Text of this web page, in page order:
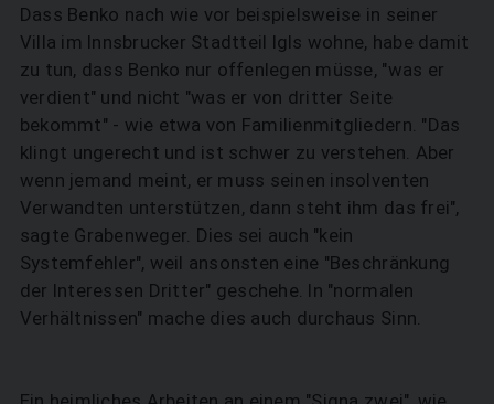
Dass Benko nach wie vor beispielsweise in seiner
Villa im Innsbrucker Stadtteil Igls wohne, habe damit
zu tun, dass Benko nur offenlegen müsse, "was er
verdient" und nicht "was er von dritter Seite
bekommt" - wie etwa von Familienmitgliedern. "Das
klingt ungerecht und ist schwer zu verstehen. Aber
wenn jemand meint, er muss seinen insolventen
Verwandten unterstützen, dann steht ihm das frei",
sagte Grabenweger. Dies sei auch "kein
Systemfehler", weil ansonsten eine "Beschränkung
der Interessen Dritter" geschehe. In "normalen
Verhältnissen" mache dies auch durchaus Sinn.
SUCHEN